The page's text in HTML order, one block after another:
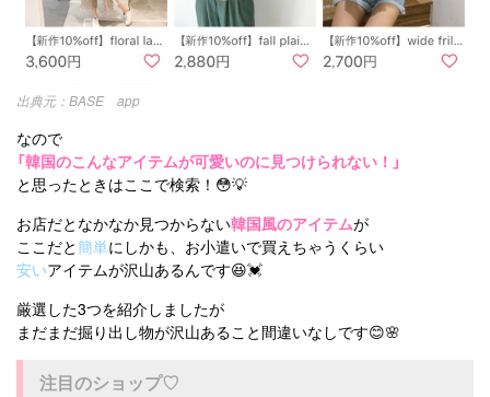
BASE app
なので
「韓国のこんなアイテムが可愛いのに見つけられない！」
と思ったときはここで検索！😳💡
お店だとなかなか見つからない韓国風のアイテムが
ここだと簡単にしかも、お小遣いで買えちゃうくらい
安いアイテムが沢山あるんです😆💓
厳選した3つを紹介しましたが
まだまだ掘り出し物が沢山あること間違いなしです😊🌸
注目のショップ♡